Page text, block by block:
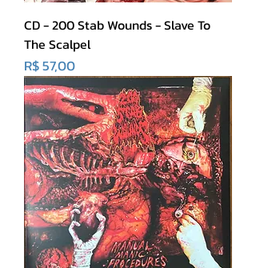
CD - 200 Stab Wounds - Slave To
The Scalpel
Preço
R$ 57,00